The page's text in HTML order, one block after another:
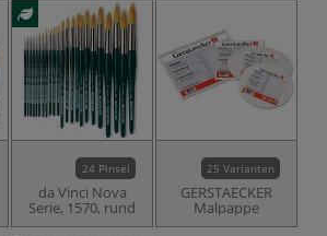
24 Pinsel
da Vinci Nova
Serie, 1570, rund
25 Varianten
GERSTAECKER
Malpappe